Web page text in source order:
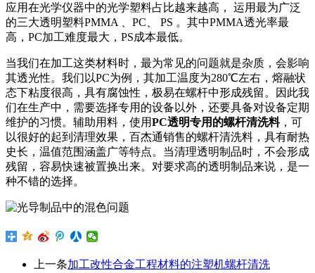
应用在光学仪器中的光学塑料占比越来越高，
运用最为广泛
的三大透明塑料PMMA PC PS 。其中PMMA透光率最
高， PC加工难度最大， PS成本最低。
当我们在加工这类材料时，最为常见的问题就是杂质，会影响
其透光性。我们以PC为例，其加工温度为280℃左右，熔融状
态下粘度很高，具有腐蚀性，极易在螺杆中形成残留。因此我
们在生产中，需要选择专用的设备以外，还要具备对设备定期
维护的习惯。辅助用料，使用PC透明专用的螺杆清洗料，可
以很好的起到清理效果，百杰通销售的螺杆清洗料，具有耐热
史长，温值范围涵盖广等特点。当清理透明制品时，不会形成
残留，容易快速被置换出来。对要求高的透明制品来说，是一
种不错的选择。
上一条加工改性合金工程材料的注塑机螺杆清洗